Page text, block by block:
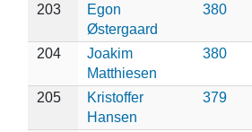
203
Egon
Østergaard
380
204
Joakim
Matthiesen
380
205
Kristoffer
Hansen
379